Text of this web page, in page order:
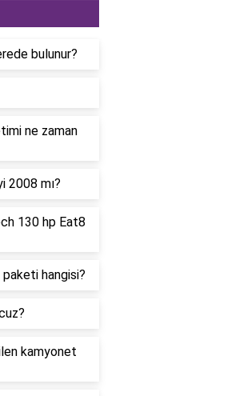
bulunur?
ne zaman
2008 mı?
130 hp Eat8
hangisi?
kamyonet